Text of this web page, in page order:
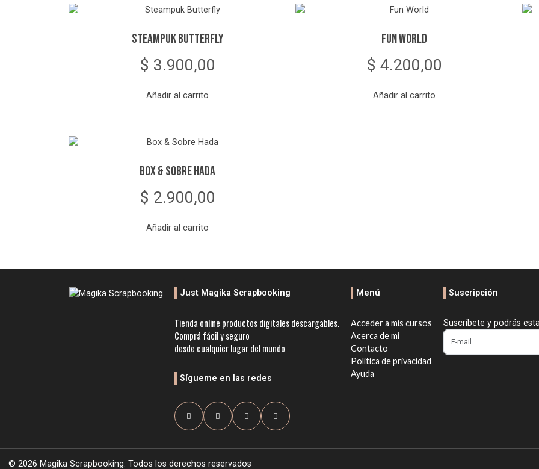
Steampuk Butterfly
$ 3.900,00
Añadir al carrito
Fun World
$ 4.200,00
Añadir al carrito
Box & Sobre Hada
$ 2.900,00
Añadir al carrito
Just Magika Scrapbooking
Tienda online productos digitales descargables.
Comprá fácil y seguro
desde cualquier lugar del mundo
Sígueme en las redes
Menú
Acceder a mis cursos
Acerca de mi
Contacto
Política de privacidad
Ayuda
Suscripción
Suscríbete y podrás
© 2026 Magika Scrapbooking. Todos los derechos reservados